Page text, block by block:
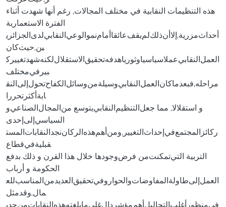
هذه ‌التنظيمات ‌النقابية ‌في ‌مختلف ‌المجالات, ‌رغم ‌أنها ‌شهدت ‌أثناء
‌الفترة ‌الاستعمارية‌
أحداث‌مزرية‌,إلا‌أن‌ذلك‌لم‌يقف‌عائقا‌أمام‌نمو‌الوعي‌النقابي‌لدى‌الجزائري
ين‌,حيث‌كان‌
العمل‌النقابي‌عملا‌سياسيا‌و‌ثوريا‌هدفه‌تحقيق‌الاستقلال‌لكنه‌شهد‌تغيير‌ك
بير‌في‌مختلف‌
مراحله‌,فبعد‌ما‌كان‌العمل‌النقابي‌وسيلة‌من‌وسائل‌الكفاح‌تحول‌إلى‌النق
ابة‌أكثر‌تحررا‌‌‌‌
و ‌استقلالا, ‌مما ‌جعل‌التنظيم‌النقابي‌يتوسع ‌من‌المجال‌الصناعي‌و
‌السياسي‌إلى‌إحدى‌
ركائز‌المجتمع‌في‌إحداث‌التغيير‌,و‌من‌أهم‌هذه‌الركان‌نجد‌النقابات‌المست
قبلية‌في‌قطاع‌
التربية ‌التي‌تمكنت‌من ‌فرض‌وجودها ‌خلال ‌هذا ‌القرن ‌و ‌ذلك ‌بدفع
‌الحكومة ‌و ‌أرباب‌
العمل‌إلى‌طاولة‌المفاوضات‌و‌الحوار‌و‌في‌تحقيق‌العديد‌من‌المناسب‌للع
مال‌,و‌قد‌مثل‌